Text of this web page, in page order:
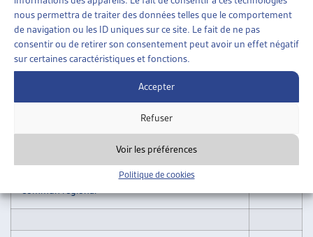
nous permettra de traiter des données telles que le comportement
de navigation ou les ID uniques sur ce site. Le fait de ne pas
consentir ou de retirer son consentement peut avoir un effet négatif
sur certaines caractéristiques et fonctions.
Accepter
Refuser
Voir les préférences
Politique de cookies
d) services sociaux d’entreprise
Sfr.
e) tarif préférentiel pour les membres d’associations
d’institutions faitières qui sont déjà membres de
f) une cotisation forfaitaire peut être négociée pour
locales, régionales ou cantonales ayant un porteur
commun régional